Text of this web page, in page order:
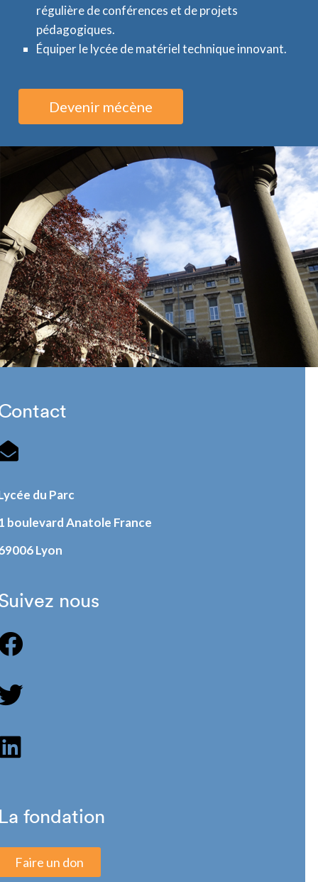
régulière de conférences et de projets
pédagogiques.
Équiper le lycée de matériel technique innovant.
Devenir mécène
du Parc
boulevard Anatole France
Lyon
nous
fondation
Faire un don